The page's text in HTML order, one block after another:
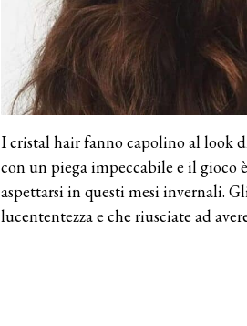
I cristal hair fanno capolino al look
con un piega impeccabile e il
aspettarsi in questi mesi invernali.
lucententezza e che riusciate ad